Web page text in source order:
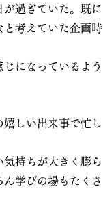
過ぎていた。既に
と考えていた企画時
になっているよう
しい出来事で忙し
持ちが大きく膨ら
学びの場もたくさ